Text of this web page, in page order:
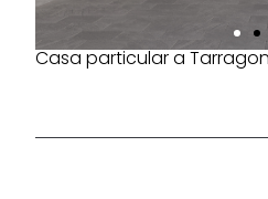
Casa particular a